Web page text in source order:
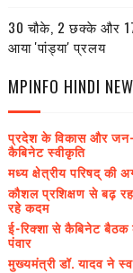
30 चौके, 2 छक्के और
आया 'पांड्या' प्रलय
MPINFO HINDI
प्रदेश के विकास और
कैबिनेट स्वीकृति
मध्य क्षेत्रीय परिषद् की
कौशल प्रशिक्षण से बढ़
रहे कदम
ई-रिक्शा से कैबिनेट बैठक
पंवार
मुख्यमंत्री डॉ. यादव ने